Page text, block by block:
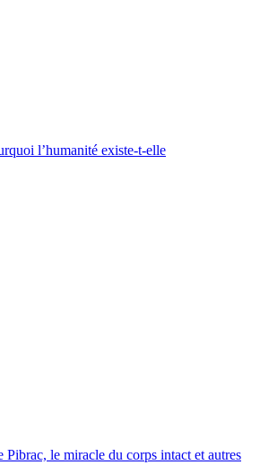
l’humanité existe-t-elle
le miracle du corps intact et autres